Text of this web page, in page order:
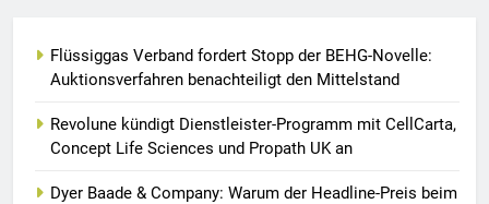
Flüssiggas Verband fordert Stopp der BEHG-Novelle:
Auktionsverfahren benachteiligt den Mittelstand
Revolune kündigt Dienstleister-Programm mit CellCarta,
Concept Life Sciences und Propath UK an
Dyer Baade & Company: Warum der Headline-Preis beim